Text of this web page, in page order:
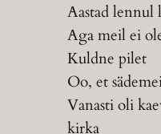
Aastad lennul
Aga meil ei
Kuldne pilet
Oo, et
Vanasti oli
kirka